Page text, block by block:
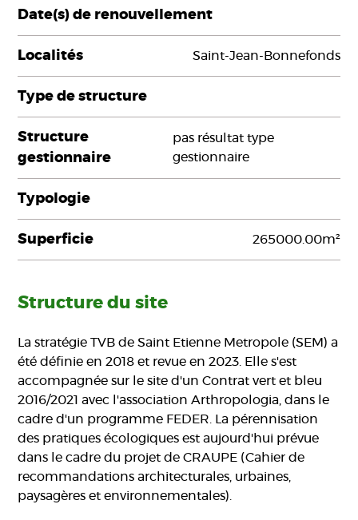
Date(s) de renouvellement
Localités Saint-Jean-Bonnefonds
Type de structure
Structure
gestionnaire
pas résultat type
gestionnaire
Typologie
Superficie 265000.00m²
Structure du site
La stratégie TVB de Saint Etienne Metropole (SEM) a
été définie en 2018 et revue en 2023. Elle s'est
accompagnée sur le site d'un Contrat vert et bleu
2016/2021 avec l'association Arthropologia, dans le
cadre d'un programme FEDER. La pérennisation
des pratiques écologiques est aujourd'hui prévue
dans le cadre du projet de CRAUPE (Cahier de
recommandations architecturales, urbaines,
paysagères et environnementales).